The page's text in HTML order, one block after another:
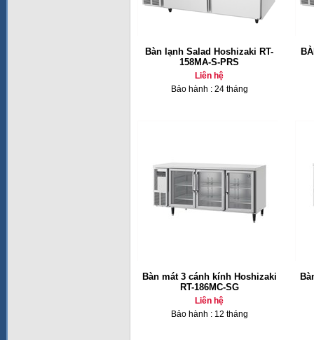
Bàn lạnh Salad Hoshizaki RT-
158MA-S-PRS
Liên hệ
Bảo hành : 24 tháng
Bàn mát 3 cánh kính Hoshizaki
RT-186MC-SG
Liên hệ
Bảo hành : 12 tháng